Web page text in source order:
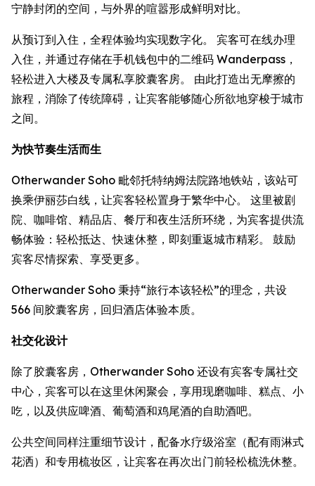
宁静封闭的空间，与外界的喧嚣形成鲜明对比。
从预订到入住，全程体验均实现数字化。 宾客可在线办理
入住，并通过存储在手机钱包中的二维码 Wanderpass，
轻松进入大楼及专属私享胶囊客房。 由此打造出无摩擦的
旅程，消除了传统障碍，让宾客能够随心所欲地穿梭于城市
之间。
为快节奏生活而生
Otherwander Soho 毗邻托特纳姆法院路地铁站，该站可
换乘伊丽莎白线，让宾客轻松置身于繁华中心。 这里被剧
院、咖啡馆、精品店、餐厅和夜生活所环绕，为宾客提供流
畅体验：轻松抵达、快速休整，即刻重返城市精彩。 鼓励
宾客尽情探索、享受更多。
Otherwander Soho 秉持“旅行本该轻松”的理念，共设
566 间胶囊客房，回归酒店体验本质。
社交化设计
除了胶囊客房，Otherwander Soho 还设有宾客专属社交
中心，宾客可以在这里休闲聚会，享用现磨咖啡、糕点、小
吃，以及供应啤酒、葡萄酒和鸡尾酒的自助酒吧。
公共空间同样注重细节设计，配备水疗级浴室（配有雨淋式
花洒）和专用梳妆区，让宾客在再次出门前轻松梳洗休整。